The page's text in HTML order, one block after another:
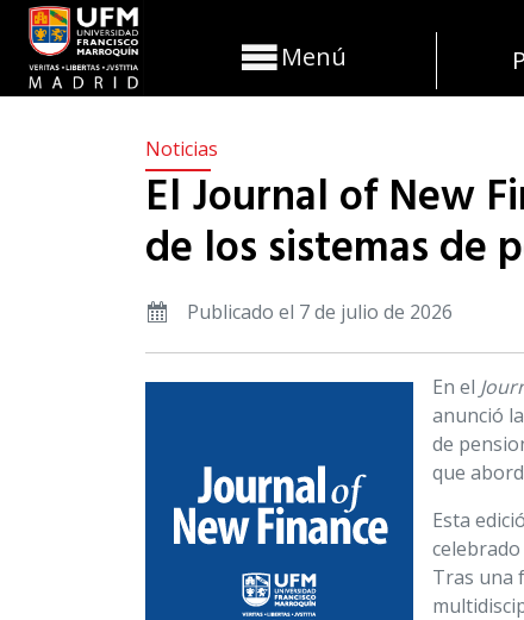
Menú
Noticias
El Journal of New
de los sistemas de
Publicado el 7 de julio de 2026
En el
anunció
de
que
Esta
Tras una